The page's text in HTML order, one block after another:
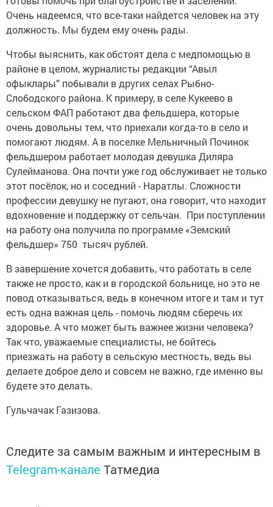
Очень надеемся, что все-таки найдется человек на эту
должность. Мы будем ему очень рады.
Чтобы выяснить, как обстоят дела с медпомощью в
районе в целом, журналисты редакции “Авыл
офыклары” побывали в других селах Рыбно-
Слободского района. К примеру, в селе Кукеево в
сельском ФАП работают два фельдшера, которые
очень довольны тем, что приехали когда-то в село и
помогают людям. А в поселке Мельничный Починок
фельдшером работает молодая девушка Диляра
Сулейманова. Она почти уже год обслуживает не только
этот посёлок, но и соседний - Наратлы. Сложности
профессии девушку не пугают, она говорит, что находит
вдохновение и поддержку от сельчан. При поступлении
на работу она получила по программе «Земский
фельдшер» 750 тысяч рублей.
В завершение хочется добавить, что работать в селе
также не просто, как и в городской больнице, но это не
повод отказываться, ведь в конечном итоге и там и тут
есть одна важная цель - помочь людям сберечь их
здоровье. А что может быть важнее жизни человека?
Так что, уважаемые специалисты, не бойтесь
приезжать на работу в сельскую местность, ведь вы
делаете доброе дело и совсем не важно, где именно вы
будете это делать.
Гульчачак Газизова.
Следите за самым важным и интересным в
Telegram-канале Татмедиа